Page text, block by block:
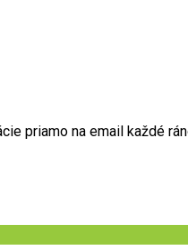
priamo na email každé